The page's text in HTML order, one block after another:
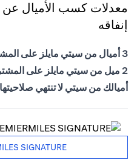
إنفاقه
3 أميال من سيتي مايلز على المشتريات الدولية
2 ميل من سيتي مايلز على المشتريات المحلية
أميالك من سيتي لا تنتهي صلاحيتها
SIGNATURE